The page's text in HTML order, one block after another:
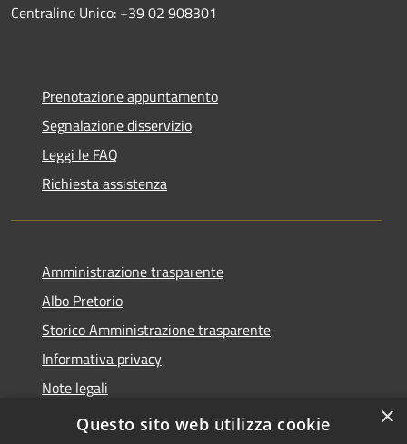
Centralino Unico: +39 02 908301
Prenotazione appuntamento
Segnalazione disservizio
Leggi le FAQ
Richiesta assistenza
Amministrazione trasparente
Albo Pretorio
Storico Amministrazione trasparente
Informativa privacy
Note legali
Dichiarazione di accessibilità
×
Questo sito web utilizza cookie